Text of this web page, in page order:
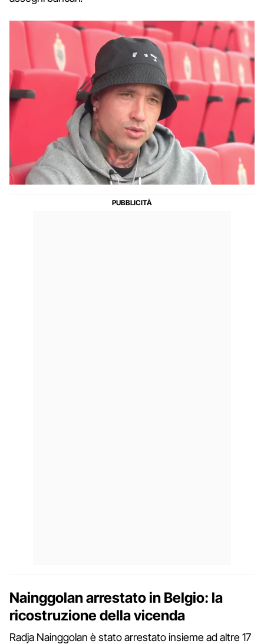
Nainggolan arrestato in Belgio: la
ricostruzione della vicenda
Radja Nainggolan è stato arrestato insieme ad altre 17